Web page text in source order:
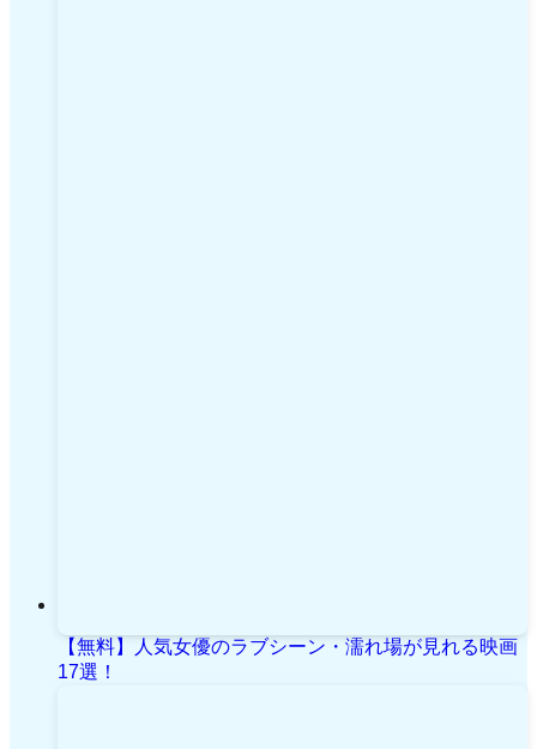
【無料】人気女優のラブシーン・濡れ場が見れる映画
17選！